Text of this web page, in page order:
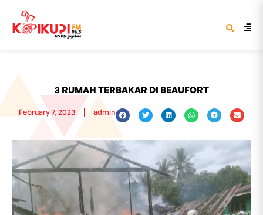
3 RUMAH TERBAKAR DI BEAUFORT
February 7, 2023 admin